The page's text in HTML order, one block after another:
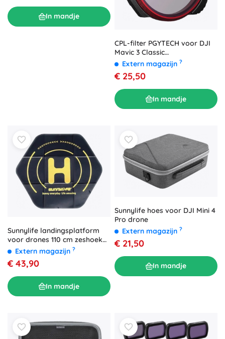
In mandje
CPL-filter PGYTECH voor DJI
Mavic 3 Classic
(professioneel)
Extern magazijn ?
€ 25,50
In mandje
Sunnylife landingsplatform
voor drones 110 cm zeshoek
waterdicht
Extern magazijn ?
€ 43,90
In mandje
Sunnylife hoes voor DJI Mini 4
Pro drone
Extern magazijn ?
€ 21,50
In mandje